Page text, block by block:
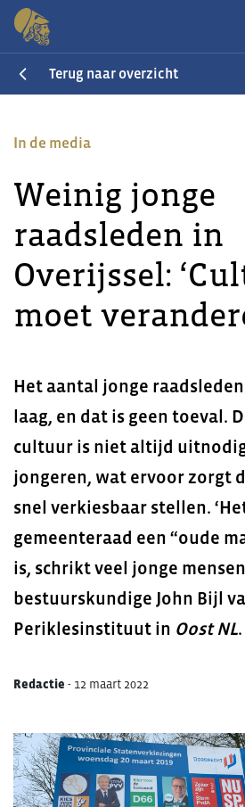
Terug naar overzicht
In de media
Weinig jonge
raadsleden in
Overijssel:
moet
Het aantal jonge
laag, en dat is geen toeval.
cultuur is niet altijd
jongeren, wat ervoor zorgt
snel verkiesbaar stellen.
gemeenteraad een “oude
is, schrikt veel jonge mensen
bestuurskundige John Bijl
Periklesinstituut in Oost NL.
Redactie - 12 maart 2022